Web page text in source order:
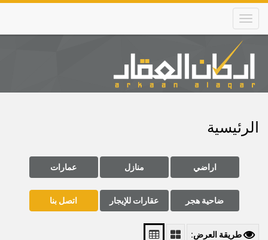
Skip
main
content
Main
navigation
الرئيسية
اراضي منازل عمارات
ضاحية هجر عقارات للإيجار اتصل بنا
طريقة العرض: